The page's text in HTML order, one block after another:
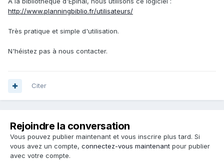
http://www.planningbiblio.fr/utilisateurs/
Très pratique et simple d'utilisation.
N'héistez pas à nous contacter.
Citer
Rejoindre la conversation
Vous pouvez publier maintenant et vous inscrire plus tard. Si
vous avez un compte, connectez-vous maintenant pour publier
avec votre compte.